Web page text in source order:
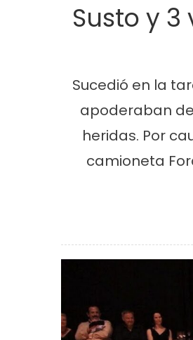
Susto y
Sucedió en la
apoderaban
heridas. Por
camioneta